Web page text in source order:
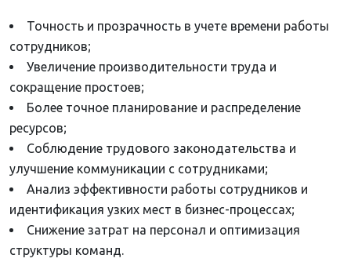
Точность и прозрачность в учете времени работы
сотрудников;
Увеличение производительности труда и
сокращение простоев;
Более точное планирование и распределение
ресурсов;
Соблюдение трудового законодательства и
улучшение коммуникации с сотрудниками;
Анализ эффективности работы сотрудников и
идентификация узких мест в бизнес-процессах;
Снижение затрат на персонал и оптимизация
структуры команд.